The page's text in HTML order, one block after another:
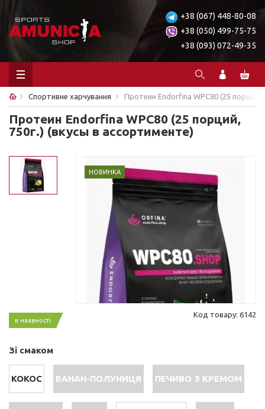
+38 (067) 448-80-08
+38 (050) 499-75-75
+38 (093) 072-49-35
Спортивне харчування Протеин Endorfina WPC80 (25 порций,
Протеин Endorfina WPC80 (25 порций,
750г.) (вкусы в ассортименте)
НОВИНКА
в наявності
Код товару: 6142
Зі смаком
КОКОС БАНАН-ПОЛУНИЦЯ ПЕЧИВО З КРЕМОМ